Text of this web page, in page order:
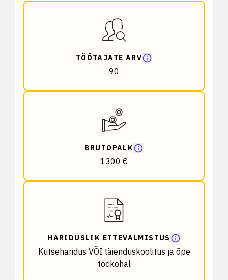
TÖÖTAJATE ARV
90
BRUTOPALK
1300 €
HARIDUSLIK ETTEVALMISTUS
Kutseharidus VÕI täienduskoolitus ja õpe
töökohal